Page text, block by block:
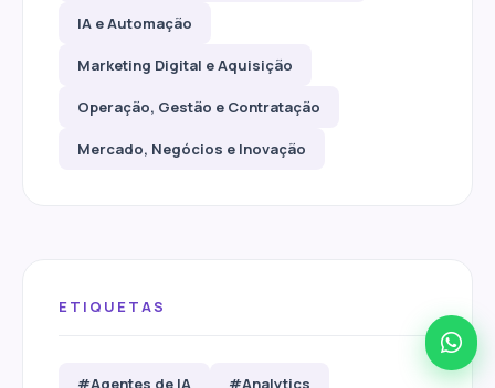
IA e Automação
Marketing Digital e Aquisição
Operação, Gestão e Contratação
Mercado, Negócios e Inovação
ETIQUETAS
#Agentes de IA #Analytics